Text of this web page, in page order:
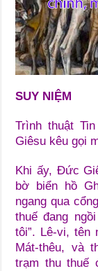
SUY NIỆM
Trình thuật
Giêsu kêu gọi
Khi ấy, Đức
bờ biển hồ
ngang qua
thuế đang
tôi”. Lê-vi, tên
Mát-thêu, và
trạm thu thuế